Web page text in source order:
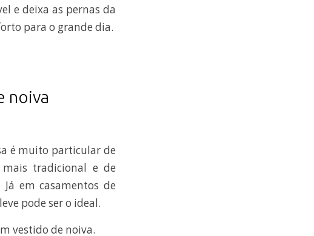
e deixa as pernas da
para o grande dia.
noiva
é muito particular de
tradicional e de
em casamentos de
pode ser o ideal.
vestido de noiva.